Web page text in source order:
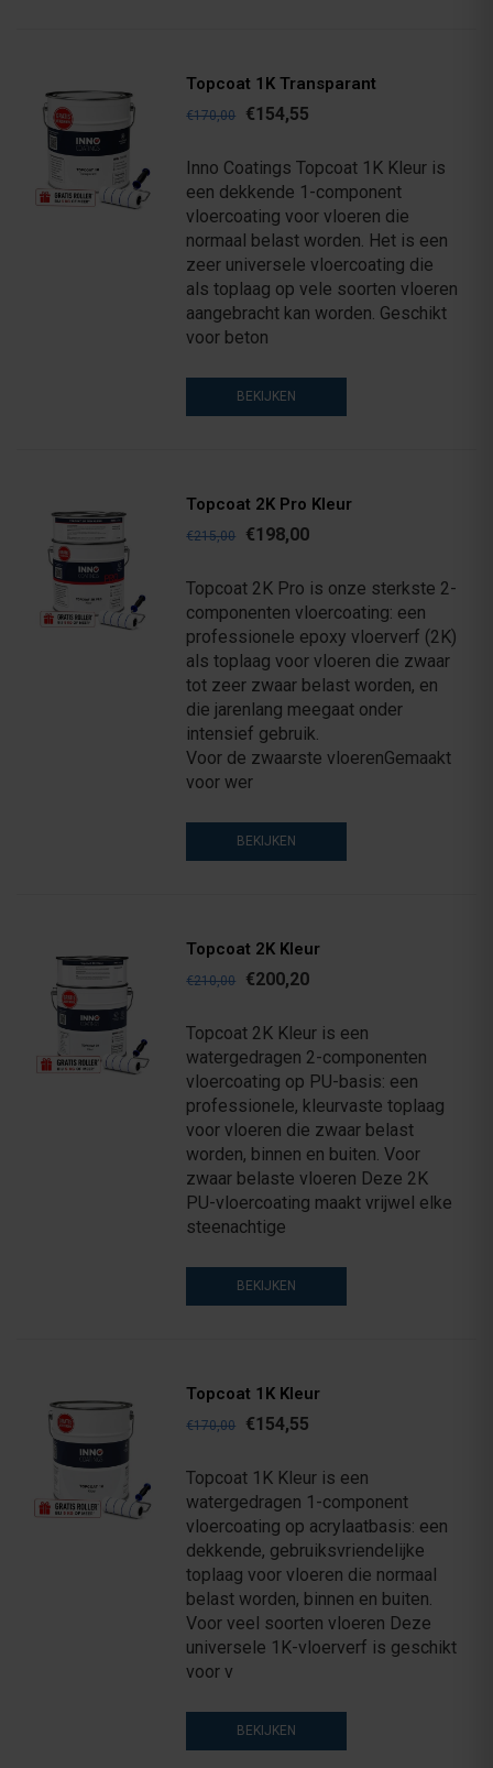
Topcoat 1K Transparant
€170,00 €154,55
Inno Coatings Topcoat 1K Kleur is
een dekkende 1-component
vloercoating voor vloeren die
normaal belast worden. Het is een
zeer universele vloercoating die
als toplaag op vele soorten vloeren
aangebracht kan worden. Geschikt
voor beton
BEKIJKEN
Topcoat 2K Pro Kleur
€215,00 €198,00
Topcoat 2K Pro is onze sterkste 2-
componenten vloercoating: een
professionele epoxy vloerverf (2K)
als toplaag voor vloeren die zwaar
tot zeer zwaar belast worden, en
die jarenlang meegaat onder
intensief gebruik.
Voor de zwaarste vloerenGemaakt
voor wer
BEKIJKEN
Topcoat 2K Kleur
€210,00 €200,20
Topcoat 2K Kleur is een
watergedragen 2-componenten
vloercoating op PU-basis: een
professionele, kleurvaste toplaag
voor vloeren die zwaar belast
worden, binnen en buiten. Voor
zwaar belaste vloeren Deze 2K
PU-vloercoating maakt vrijwel elke
steenachtige
BEKIJKEN
Topcoat 1K Kleur
€170,00 €154,55
Topcoat 1K Kleur is een
watergedragen 1-component
vloercoating op acrylaatbasis: een
dekkende, gebruiksvriendelijke
toplaag voor vloeren die normaal
belast worden, binnen en buiten.
Voor veel soorten vloeren Deze
universele 1K-vloerverf is geschikt
voor v
BEKIJKEN